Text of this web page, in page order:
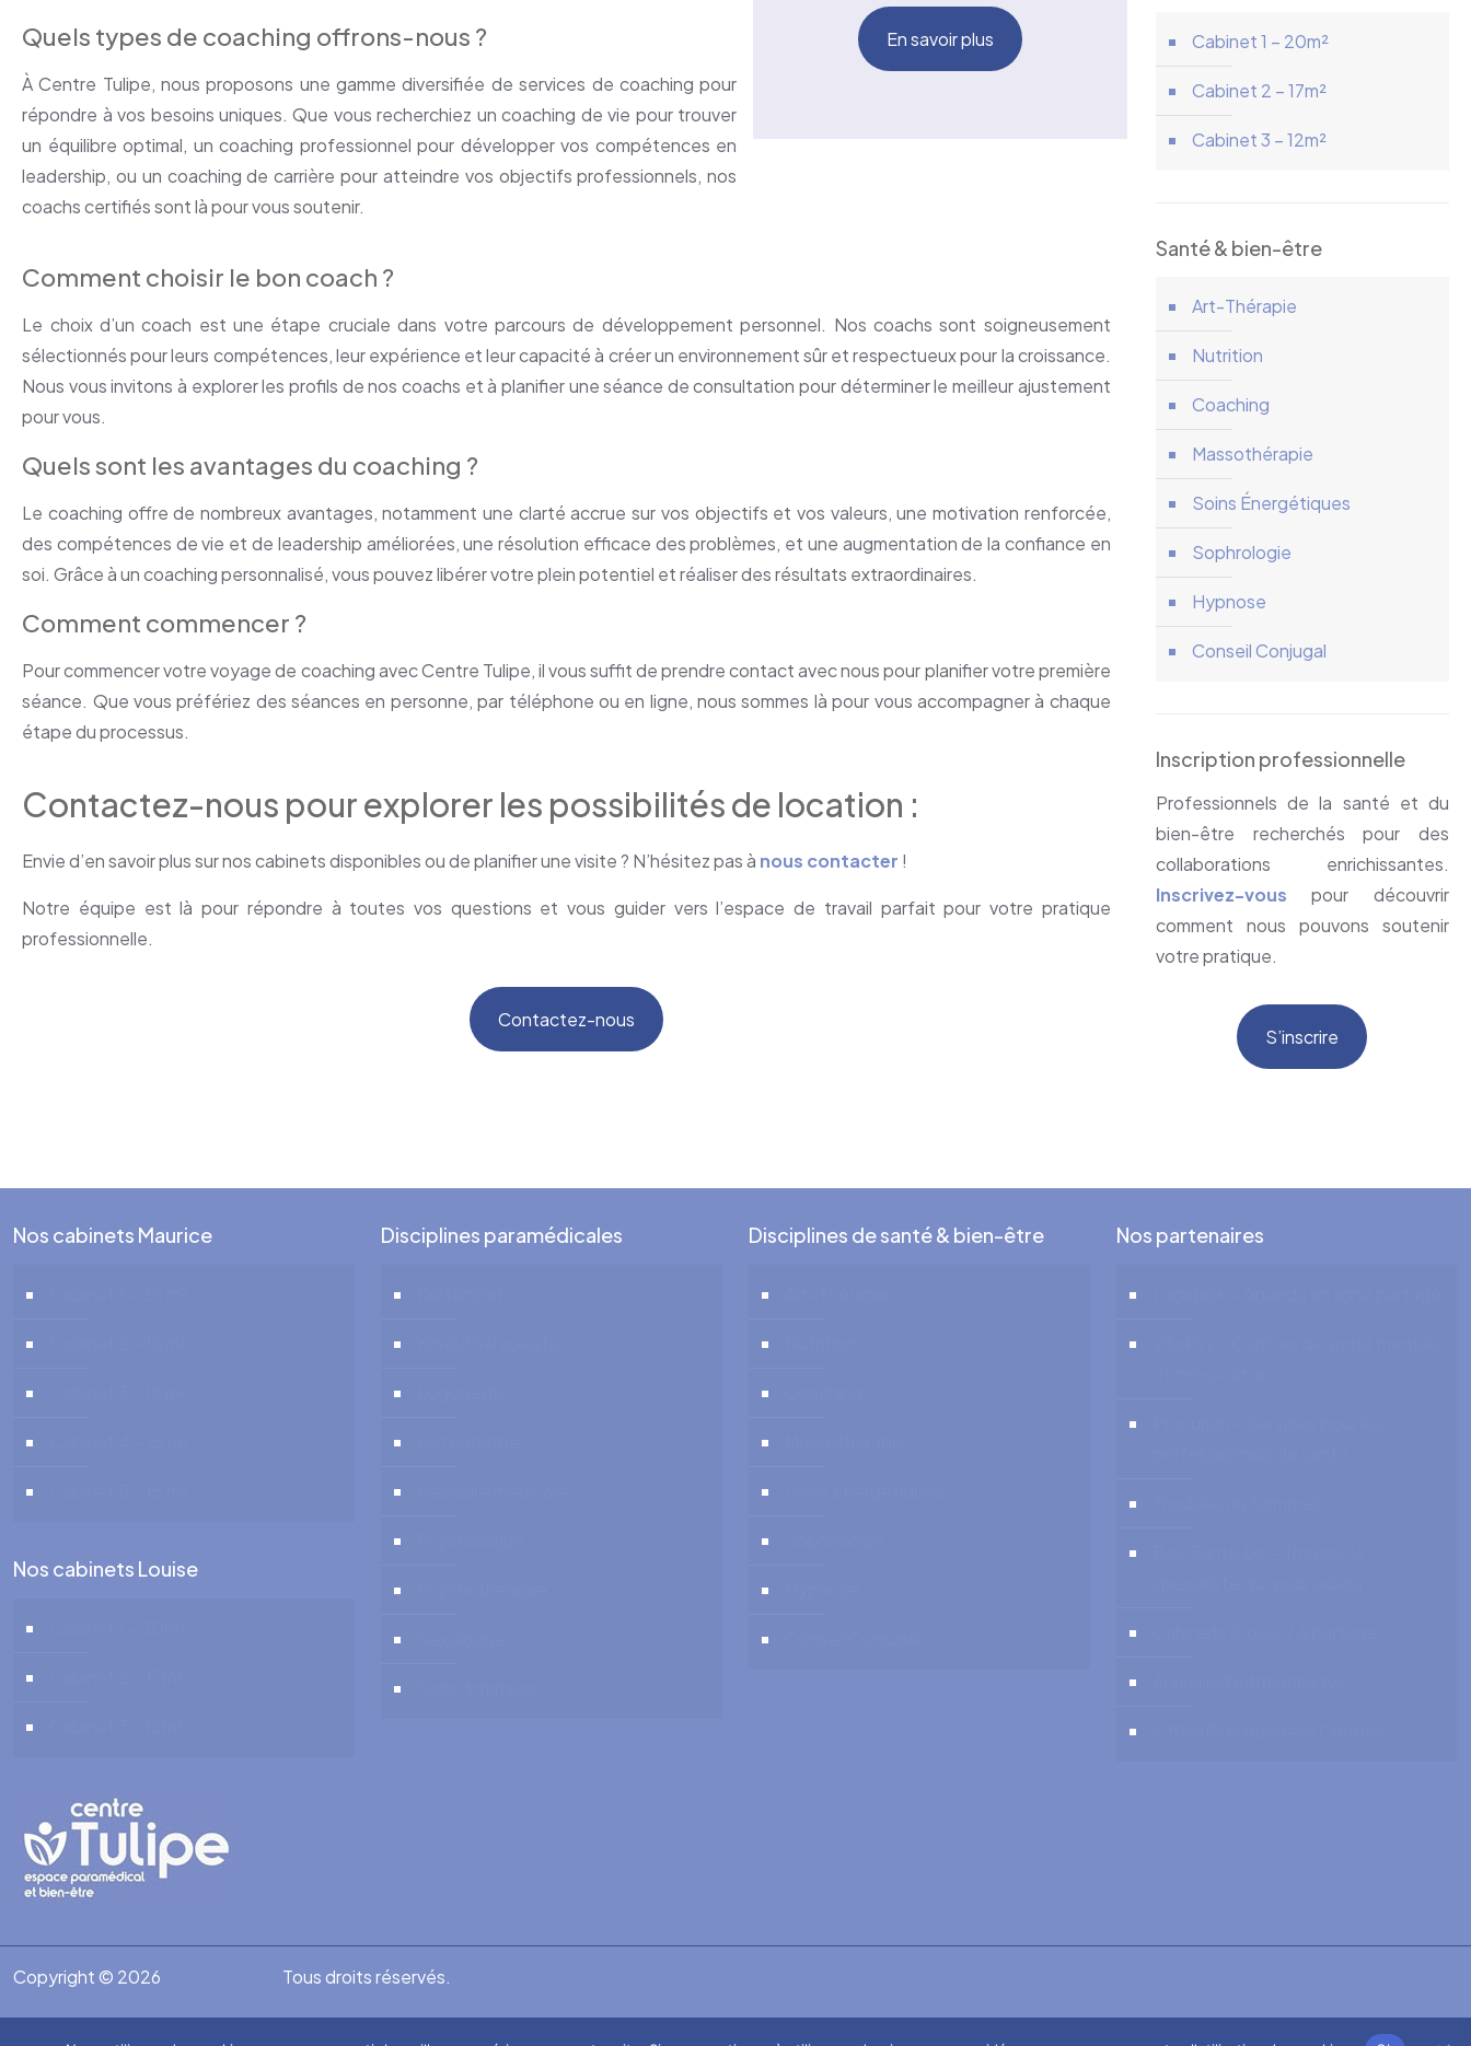
Quels types de coaching offrons-nous ?
À Centre Tulipe, nous proposons une gamme diversifiée de services de coaching pour
répondre à vos besoins uniques. Que vous recherchiez un coaching de vie pour trouver
un équilibre optimal, un coaching professionnel pour développer vos compétences en
leadership, ou un coaching de carrière pour atteindre vos objectifs professionnels, nos
coachs certifiés sont là pour vous soutenir.
En savoir plus
Comment choisir le bon coach ?
Le choix d’un coach est une étape cruciale dans votre parcours de développement personnel. Nos coachs sont soigneusement
sélectionnés pour leurs compétences, leur expérience et leur capacité à créer un environnement sûr et respectueux pour la croissance.
Nous vous invitons à explorer les profils de nos coachs et à planifier une séance de consultation pour déterminer le meilleur ajustement
pour vous.
Quels sont les avantages du coaching ?
Le coaching offre de nombreux avantages, notamment une clarté accrue sur vos objectifs et vos valeurs, une motivation renforcée,
des compétences de vie et de leadership améliorées, une résolution efficace des problèmes, et une augmentation de la confiance en
soi. Grâce à un coaching personnalisé, vous pouvez libérer votre plein potentiel et réaliser des résultats extraordinaires.
Comment commencer ?
Pour commencer votre voyage de coaching avec Centre Tulipe, il vous suffit de prendre contact avec nous pour planifier votre première
séance. Que vous préfériez des séances en personne, par téléphone ou en ligne, nous sommes là pour vous accompagner à chaque
étape du processus.
Contactez-nous pour explorer les possibilités de location :
Envie d’en savoir plus sur nos cabinets disponibles ou de planifier une visite ? N’hésitez pas à nous contacter !
Notre équipe est là pour répondre à toutes vos questions et vous guider vers l’espace de travail parfait pour votre pratique
professionnelle.
Contactez-nous
Cabinet 1 – 20m²
Cabinet 2 – 17m²
Cabinet 3 – 12m²
Santé & bien-être
Art-Thérapie
Nutrition
Coaching
Massothérapie
Soins Énergétiques
Sophrologie
Hypnose
Conseil Conjugal
Inscription professionnelle
Professionnels de la santé et du
bien-être recherchés pour des
collaborations enrichissantes.
Inscrivez-vous pour découvrir
comment nous pouvons soutenir
votre pratique.
S’inscrire
Nos cabinets Maurice
Nos cabinets Louise
Disciplines paramédicales Disciplines de santé & bien-être Nos partenaires
Copyright © 2026 Tous droits réservés.
RGPD - Politique de Protection de la Vie Privée